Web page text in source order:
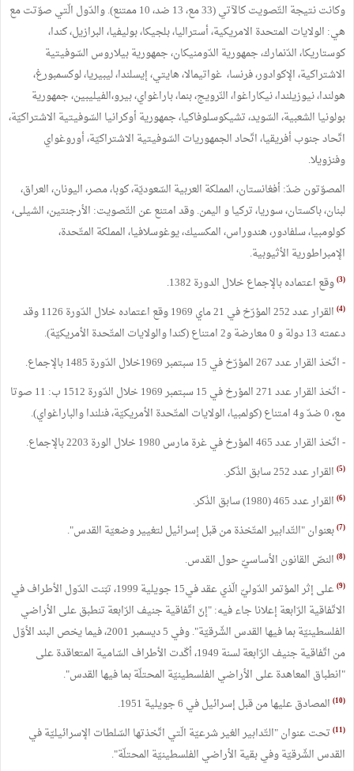
وكانت نتيجة التّصويت كالآتي (33 مع، 13 ضد، 10 ممتنع). والدّول الّتي صوّتت مع
هي: الولايات المتحدة الامريكية، أستراليا، بلجيكا، بوليفيا، البرازيل، كندا،
كوستاريكا، الدّنمارك، جمهورية الدّومنيكان، جمهورية بيلاروس السّوفيتية
الاشتراكية، الإكوادور، فرنسا، غواتيمالا، هايتي، إيسلندا، ليبيريا، لوكسمبورغ،
هولندا، نيوزيلندا، نيكاراغوا، النّرويج، بنما، باراغواي، بيرو،الفيليبين، جمهورية
بولونيا الشعبية، السّويد، تشيكوسلوفاكيا، جمهورية أوكرانيا السّوفيتية الاشتراكيّة،
اتّحاد جنوب أفريقيا، اتّحاد الجمهوريات السّوفيتية الاشتراكيّة، أوروغواي
وفنزويلا.
المصوّتون ضدّ: أفغانستان، المملكة العربية السّعوديّة، كوبا، مصر، اليونان، العراق،
لبنان، باكستان، سوريا، تركيا و اليمن. وقد امتنع عن التّصويت: الأرجنتين، الشيلى،
كولومبيا، سلفادور، هندوراس، المكسيك، يوغوسلافيا، المملكة المتّحدة،
الإمبراطورية الأثيوبية.
(3) وقع اعتماده بالإجماع خلال الدورة 1382.
(4)
القرار عدد 252 المؤرّخ في 21 ماي 1969 وقع اعتماده خلال الدّورة 1126 وقد
دعمته 13 دولة و 0 معارضة و2 امتناع (كندا والولايات المتّحدة الأمريكيّة).
- اتّخذ القرار عدد 267 المؤرّخ في 15 سبتمبر 1969خلال الدّورة 1485 بالإجماع.
- اتّخذ القرار عدد 271 المؤرخ في 15 سبتمبر 1969 خلال الدّورة 1512 ب: 11 صوتا
مع، 0 ضدّ و4 امتناع (كولمبيا، الولايات المتّحدة الأمريكيّة، فنلندا والباراغواي).
- اتّخذ القرار عدد 465 المؤرخ في غرة مارس 1980 خلال الورة 2203 بالإجماع.
(5) القرار عدد 252 سابق الذّكر.
(6) القرار عدد 465 (1980) سابق الذّكر.
(7) بعنوان "التّدابير المتّخذة من قبل إسرائيل لتغيير وضعيّة القدس".
(8) النصّ القانون الأساسيّ حول القدس.
(9)
على إثر المؤتمر الدّوليّ الّذي عقد في15 جويلية 1999، تبّنت الدّول الأطراف في
الاتّفاقية الرّابعة إعلانا جاء فيه: "إنّ اتّفاقية جنيف الرّابعة تنطبق على الأراضي
الفلسطينيّة بما فيها القدس الشّرقيّة". وفي 5 ديسمبر 2001، فيما يخص البند الأوّل
من اتّفاقية جنيف الرّابعة لسنة 1949، أكّدت الأطراف السّامية المتعاقدة على
"انطباق المعاهدة على الأراضي الفلسطينيّة المحتلّة بما فيها القدس".
(10) المصادق عليها من قبل إسرائيل في 6 جويلية 1951.
(11)
تحت عنوان "التّدابير الغير شرعيّة الّتي اتّخذتها السّلطات الإسرائيليّة في
القدس الشّرقيّة وفي بقية الأراضي الفلسطينيّة المحتلّة".